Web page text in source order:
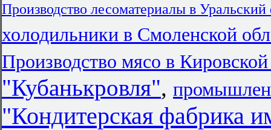
Производство лесоматериалы в
холодильники в Смоленской
Производство мясо в Кировской
"Кубанькровля",
"Кондитерская